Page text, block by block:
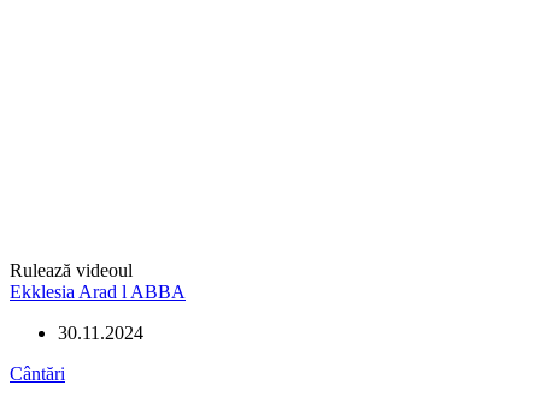
Rulează videoul
Ekklesia Arad l ABBA
30.11.2024
Cântări